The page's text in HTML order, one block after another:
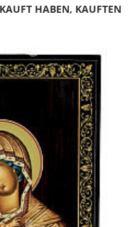
HABEN, KAUFTEN